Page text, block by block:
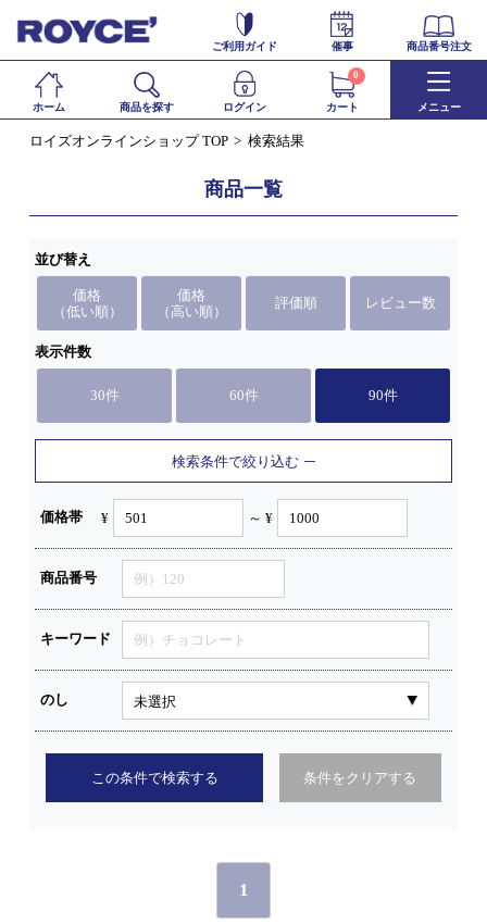
ご利用ガイド 催事 商品番号注文
ホーム 商品を探す ログイン カート
0
メニュー
ロイズオンラインショップ TOP 検索結果
商品一覧
並び替え
価格
（低い順）
価格
（高い順）
評価順 レビュー数
表示件数
30件 60件 90件
検索条件で絞り込む
価格帯 ¥ ～ ¥
商品番号
キーワード
のし
この条件で検索する 条件をクリアする
1